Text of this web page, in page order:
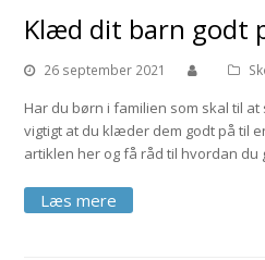
Klæd dit barn godt
26 september 2021
Har du børn i familien som skal til
vigtigt at du klæder dem godt på til
artiklen her og få råd til hvordan du